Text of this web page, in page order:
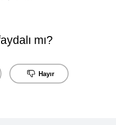
mı?
Hayır